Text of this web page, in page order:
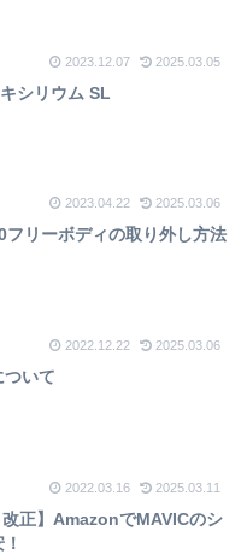
2023.12.07 2025.03.05
シリウム SL
2023.04.22 2025.03.06
フリーボディの取り外し方法
2022.12.22 2025.03.06
ついて
2022.03.16 2025.03.11
改正】AmazonでMAVICのシ